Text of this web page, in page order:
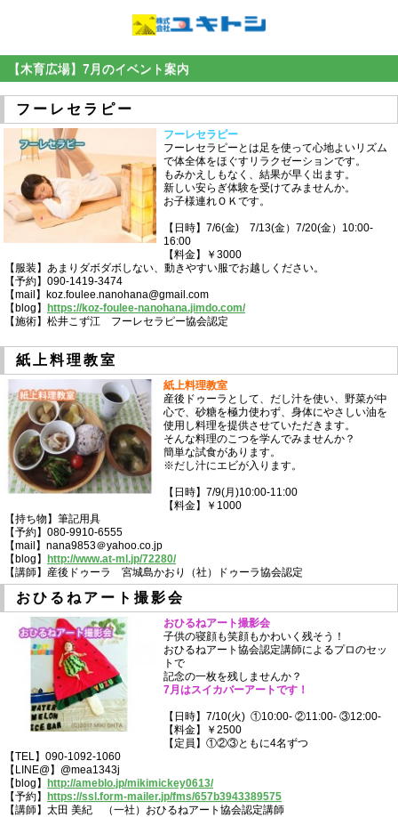
【木育広場】7月のイベント案内
フーレセラピー
フーレセラピー
フーレセラピーとは足を使って心地よいリズム
で体全体をほぐすリラクゼーションです。
もみかえしもなく、結果が早く出ます。
新しい安らぎ体験を受けてみませんか。
お子様連れＯＫです。
【日時】7/6(金) 7/13(金）7/20(金）10:00-
16:00
【料金】￥3000
【服装】あまりダボダボしない、動きやすい服でお越しください。
【予約】090-1419-3474
【mail】koz.foulee.nanohana@gmail.com
【blog】
https://koz-foulee-nanohana.jimdo.com/
【施術】松井こず江 フーレセラピー協会認定
紙上料理教室
紙上料理教室
産後ドゥーラとして、だし汁を使い、野菜が中
心で、砂糖を極力使わず、身体にやさしい油を
使用し料理を提供させていただきます。
そんな料理のこつを学んでみませんか？
簡単な試食があります。
※だし汁にエビが入ります。
【日時】7/9(月)10:00-11:00
【料金】￥1000
【持ち物】筆記用具
【予約】080-9910-6555
【mail】nana9853＠yahoo.co.jp
【blog】
http://www.at-ml.jp/72280/
【講師】産後ドゥーラ 宮城島かおり（社）ドゥーラ協会認定
おひるねアート撮影会
おひるねアート撮影会
子供の寝顔も笑顔もかわいく残そう！
おひるねアート協会認定講師によるプロのセッ
トで
記念の一枚を残しませんか？
7月はスイカバーアートです！
【日時】7/10(火) ①10:00- ②11:00- ③12:00-
【料金】￥2500
【定員】①②③ともに4名ずつ
【TEL】090-1092-1060
【LINE@】@mea1343j
【blog】
http://ameblo.jp/mikimickey0613/
【予約】
https://ssl.form-mailer.jp/fms/657b3943389575
【講師】太田 美紀 （一社）おひるねアート協会認定講師